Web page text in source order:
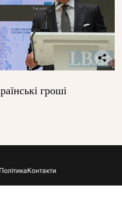
гроші
ПолітикаКонтакти